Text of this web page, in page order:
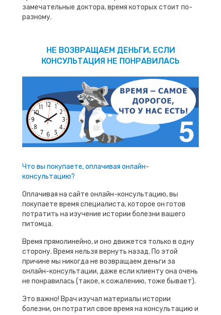
замечательные доктора, время которых стоит по-
разному.
НЕ ВОЗВРАЩАЕМ ДЕНЬГИ, ЕСЛИ
КОНСУЛЬТАЦИЯ НЕ ПОНРАВИЛАСЬ
Что вы покупаете, оплачивая онлайн-
консультацию?
Оплачивая на сайте онлайн-консультацию, вы
покупаете время специалиста, которое он готов
потратить на изучение истории болезни вашего
питомца.
Время прямолинейно, и оно движется только в одну
сторону. Время нельзя вернуть назад. По этой
причине мы никогда не возвращаем деньги за
онлайн-консультации, даже если клиенту она очень
не понравилась (такое, к сожалению, тоже бывает).
Это важно! Врач изучал материалы истории
болезни, он потратил свое время на консультацию и